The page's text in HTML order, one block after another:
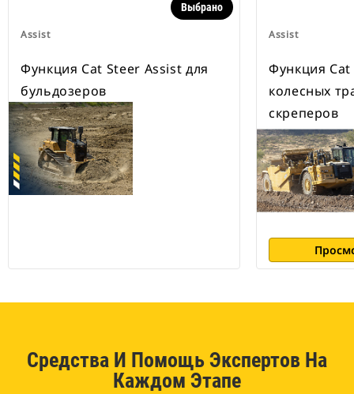
Assist
Выбрано
Функция Cat Steer Assist для
бульдозеров
Assist
Функция
колесных
скреперов
Средства И Помощь Экспертов На
Каждом Этапе